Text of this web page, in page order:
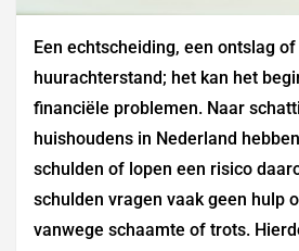
Een echtscheiding, een ontslag
huurachterstand; het kan het
financiële problemen. Naar
huishoudens in Nederland
schulden of lopen een risico
schulden vragen vaak geen hulp
vanwege schaamte of trots.